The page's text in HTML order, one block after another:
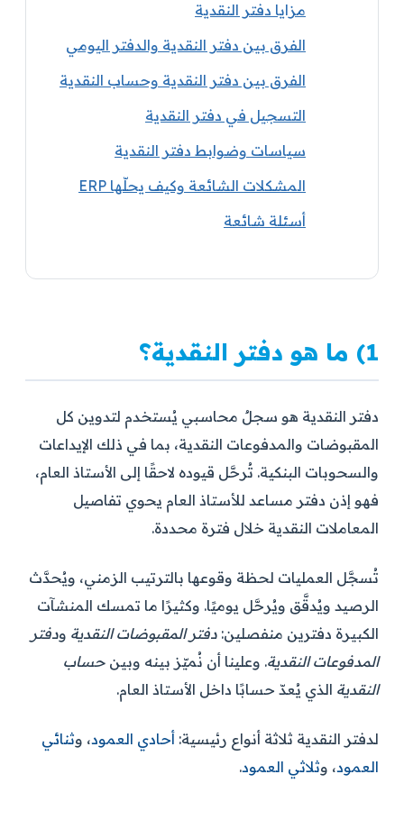
مزايا دفتر النقدية
الفرق بين دفتر النقدية والدفتر اليومي
الفرق بين دفتر النقدية وحساب النقدية
التسجيل في دفتر النقدية
سياسات وضوابط دفتر النقدية
المشكلات الشائعة وكيف يحلّها ERP
أسئلة شائعة
1) ما هو دفتر النقدية؟
دفتر النقدية هو سجلٌ محاسبي يُستخدم لتدوين كل
المقبوضات والمدفوعات النقدية، بما في ذلك الإيداعات
والسحوبات البنكية. تُرحَّل قيوده لاحقًا إلى الأستاذ العام،
فهو إذن دفتر مساعد للأستاذ العام يحوي تفاصيل
المعاملات النقدية خلال فترة محددة.
تُسجَّل العمليات لحظة وقوعها بالترتيب الزمني، ويُحدَّث
الرصيد ويُدقَّق ويُرحَّل يوميًا. وكثيرًا ما تمسك المنشآت
الكبيرة دفترين منفصلين: دفتر المقبوضات النقدية ودفتر
المدفوعات النقدية. وعلينا أن نُميّز بينه وبين حساب
النقدية الذي يُعدّ حسابًا داخل الأستاذ العام.
لدفتر النقدية ثلاثة أنواع رئيسية: أحادي العمود، وثنائي
العمود، وثلاثي العمود.